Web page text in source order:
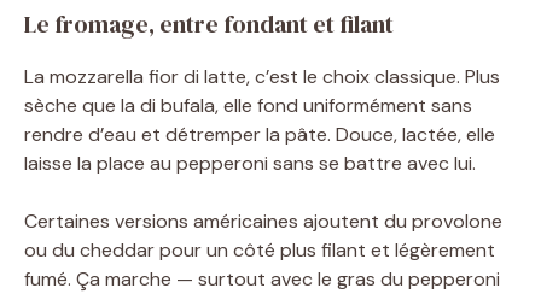
Le fromage, entre fondant et filant
La mozzarella fior di latte, c’est le choix classique. Plus
sèche que la di bufala, elle fond uniformément sans
rendre d’eau et détremper la pâte. Douce, lactée, elle
laisse la place au pepperoni sans se battre avec lui.
Certaines versions américaines ajoutent du provolone
ou du cheddar pour un côté plus filant et légèrement
fumé. Ça marche — surtout avec le gras du pepperoni